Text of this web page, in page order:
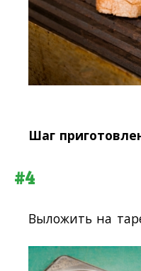
Шаг
#4
Выложить на